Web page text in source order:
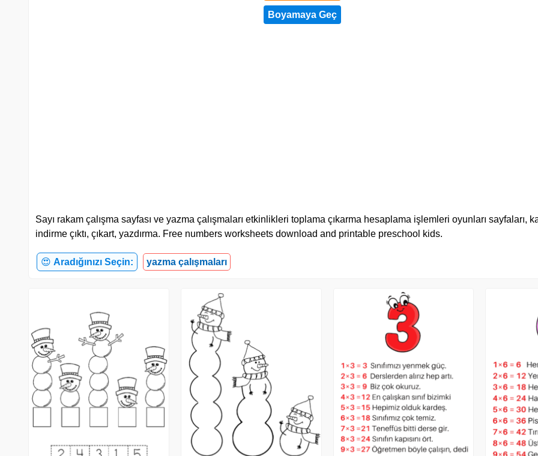
Sayı rakam çalışma sayfası ve yazma çalışmaları etkinlikleri toplama çıkarma hesaplama işlemleri oyunları sayfaları,
indirme çıktı, çıkart, yazdırma. Free numbers worksheets download and printable preschool kids.
😍 Aradığınızı Seçin: yazma çalışmaları